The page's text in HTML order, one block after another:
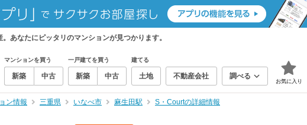
あなたにピッタリのマンションが見つかります。
マンションを買う
新築 中古
一戸建てを買う
新築 中古
建てる
土地 不動産会社 調べる
お気に入り
ン情報 三重県 いなべ市 麻生田駅 S・Courtの詳細情報